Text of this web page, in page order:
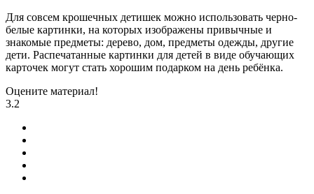
Для совсем крошечных детишек можно использовать черно-
белые картинки, на которых изображены привычные и
знакомые предметы: дерево, дом, предметы одежды, другие
дети. Распечатанные картинки для детей в виде обучающих
карточек могут стать хорошим подарком на день ребёнка.
Оцените материал!
3.2